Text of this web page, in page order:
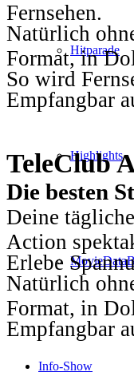
Hitparade
Highlights
Info-Show
Fernsehen.
Natürlich
Format, in
So wird
Empfangbar
TeleClub
Die besten
Deine
Action
Erlebe
Natürlich
Format, in
Empfangbar